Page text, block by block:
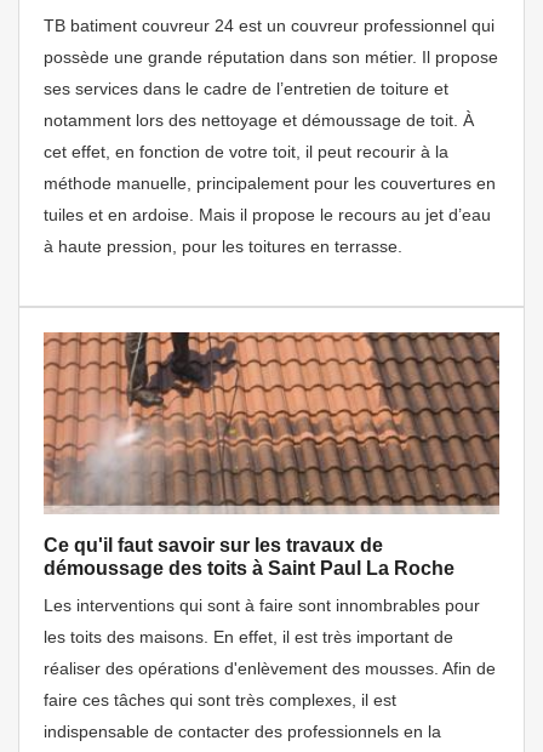
TB batiment couvreur 24 est un couvreur professionnel qui
possède une grande réputation dans son métier. Il propose
ses services dans le cadre de l’entretien de toiture et
notamment lors des nettoyage et démoussage de toit. À
cet effet, en fonction de votre toit, il peut recourir à la
méthode manuelle, principalement pour les couvertures en
tuiles et en ardoise. Mais il propose le recours au jet d’eau
à haute pression, pour les toitures en terrasse.
Ce qu'il faut savoir sur les travaux de
démoussage des toits à Saint Paul La Roche
Les interventions qui sont à faire sont innombrables pour
les toits des maisons. En effet, il est très important de
réaliser des opérations d'enlèvement des mousses. Afin de
faire ces tâches qui sont très complexes, il est
indispensable de contacter des professionnels en la